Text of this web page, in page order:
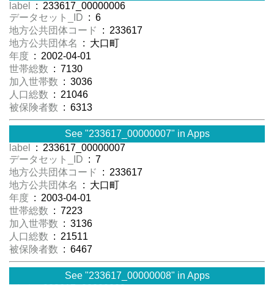
label
: 233617_00000006
データセット_ID : 6
地方公共団体コード
: 233617
地方公共団体名
: 大口町
年度 : 2002-04-01
世帯総数 : 7130
加入世帯数 : 3036
人口総数 : 21046
被保険者数 : 6313
See "233617_00000007" in Apps
label
: 233617_00000007
データセット_ID : 7
地方公共団体コード
: 233617
地方公共団体名
: 大口町
年度 : 2003-04-01
世帯総数 : 7223
加入世帯数 : 3136
人口総数 : 21511
被保険者数 : 6467
See "233617_00000008" in Apps